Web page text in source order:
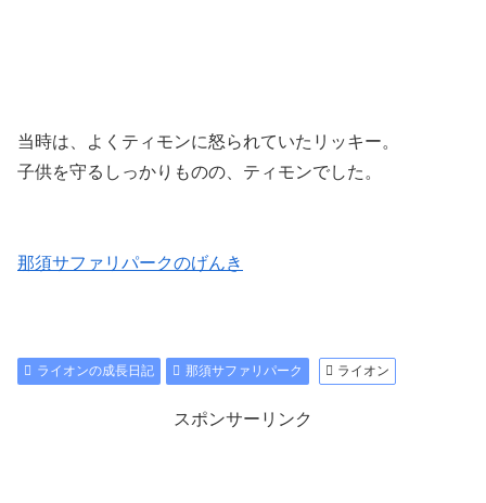
当時は、よくティモンに怒られていたリッキー。
子供を守るしっかりものの、ティモンでした。
那須サファリパークのげんき
ライオンの成長日記 那須サファリパーク ライオン
スポンサーリンク